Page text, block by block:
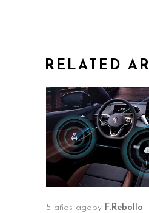
RELATED
5 años ago by F.Rebollo